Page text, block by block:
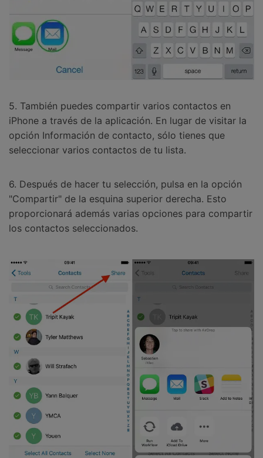
5. También puedes compartir varios contactos en
iPhone a través de la aplicación. En lugar de visitar la
opción Información de contacto, sólo tienes que
seleccionar varios contactos de tu lista.
6. Después de hacer tu selección, pulsa en la opción
"Compartir" de la esquina superior derecha. Esto
proporcionará además varias opciones para compartir
los contactos seleccionados.